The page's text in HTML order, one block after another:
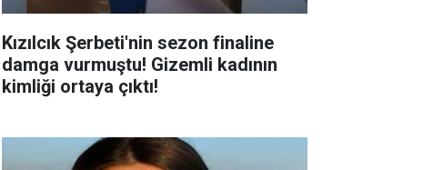
Kızılcık Şerbeti'nin sezon finaline
damga vurmuştu! Gizemli kadının
kimliği ortaya çıktı!